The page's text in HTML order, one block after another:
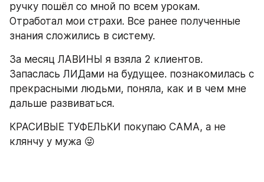
ручку пошёл со мной по всем урокам.
Отработал мои страхи. Все ранее полученные
знания сложились в систему.
За месяц ЛАВИНЫ я взяла 2 клиентов.
Запаслась ЛИДами на будущее. познакомилась с
прекрасными людьми, поняла, как и в чем мне
дальше развиваться.
КРАСИВЫЕ ТУФЕЛЬКИ покупаю САМА, а не
клянчу у мужа 😜